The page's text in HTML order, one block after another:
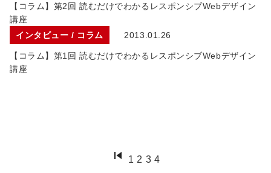
【コラム】第2回 読むだけでわかるレスポンシブWebデザイン
講座
インタビュー / コラム
2013.01.26
【コラム】第1回 読むだけでわかるレスポンシブWebデザイン
講座
1 2 3 4